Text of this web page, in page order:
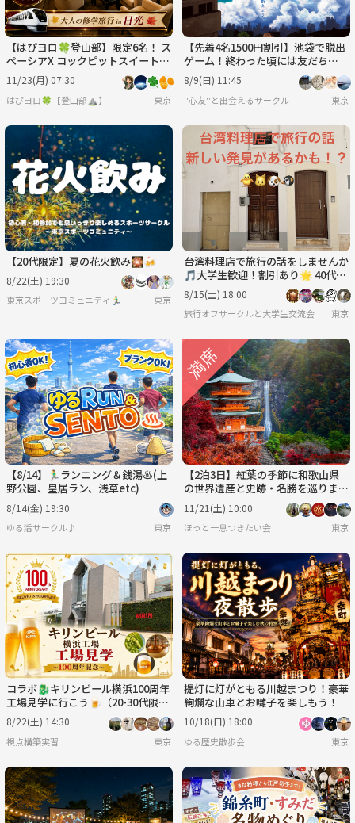
【はぴヨロ🍀登山部】限定6名！ ス
ペーシアX コックピットスイート貸
切✨ 大人の修学旅行 in 日光🍁
11/23(月) 07:30
はぴヨロ🍀【登山部⛰️】 東京
【先着4名1500円割引】池袋で脱出
ゲーム！終わった頃には友だち😆!!
大人になっても青春を過ごそう🌼
8/9(日) 11:45
''心友''と出会えるサークル 東京
【20代限定】夏の花火飲み🎇🍻
8/22(土) 19:30
東京スポーツコミュニティ🏃‍♂️ 東京
台湾料理店で旅行の話をしませんか
🎵大学生歓迎！割引あり🌟 40代ま
で(国内•海外、観光、🍗🥟🍮)
8/15(土) 18:00
旅行オフサークルと大学生交流会 東京
【8/14】🏃‍♂️ランニング＆銭湯♨️(上
野公園、皇居ラン、浅草etc)
8/14(金) 19:30
ゆる活サークル♪ 東京
【2泊3日】紅葉の季節に和歌山県
の世界遺産と史跡・名勝を巡ります
♪
11/21(土) 10:00
ほっと一息つきたい会 東京
コラボ🐉キリンビール横浜100周年
工場見学に行こう🍺（20-30代限
定）増枠
8/22(土) 14:30
視点構築実習 東京
提灯に灯がともる川越まつり！豪華
絢爛な山車とお囃子を楽しもう！
10/18(日) 18:00
ゆる歴史散歩会 東京